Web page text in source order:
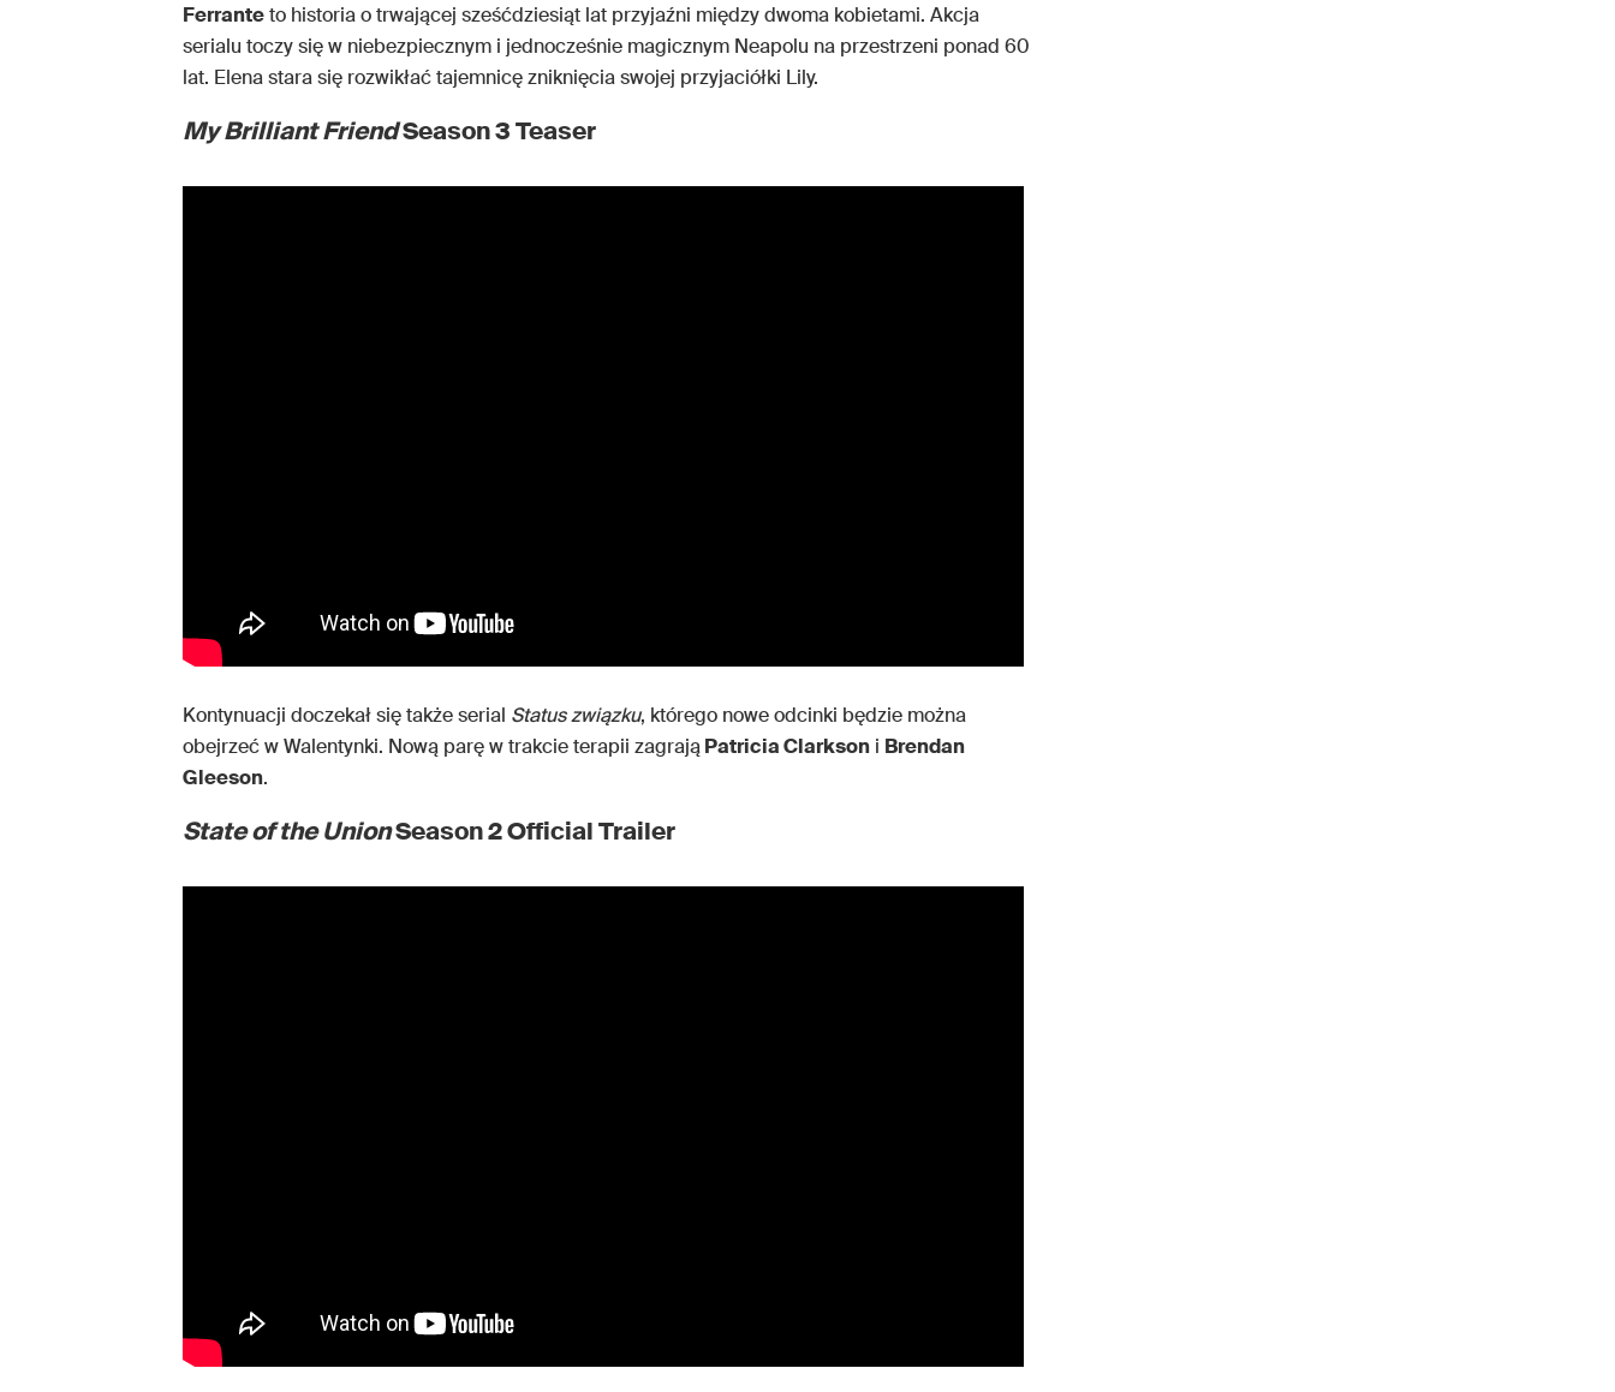
Ferranteto historia o trwającej sześćdziesiąt lat przyjaźni między dwoma kobietami. Akcja
serialu toczy się w niebezpiecznym i jednocześnie magicznym Neapolu na przestrzeni ponad 60
lat. Elena stara się rozwikłać tajemnicę zniknięcia swojej przyjaciółki Lily.
My Brilliant FriendSeason 3 Teaser
Kontynuacji doczekał się także serial Status związku, którego nowe odcinki będzie można
obejrzeć w Walentynki. Nową parę w trakcie terapii zagrająPatricia Clarkson i Brendan
Gleeson.
State of the UnionSeason 2 Official Trailer